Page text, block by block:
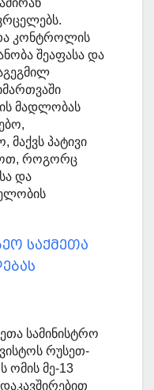
კონტროლის
შეაფასა და
მადლობას
პატივი
როგორც
და
საქმეთა
სამინისტრო
რუსეთ-
ომის მე-13